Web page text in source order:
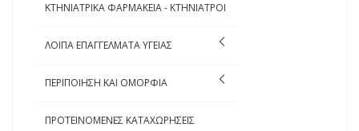
ΚΤΗΝΙΑΤΡΙΚΑ ΦΑΡΜΑΚΕΙΑ - ΚΤΗΝΙΑΤΡΟΙ
ΛΟΙΠΑ ΕΠΑΓΓΕΛΜΑΤΑ ΥΓΕΙΑΣ
ΠΕΡΙΠΟΙΗΣΗ ΚΑΙ ΟΜΟΡΦΙΑ
ΠΡΟΤΕΙΝΟΜΕΝΕΣ ΚΑΤΑΧΩΡΗΣΕΙΣ